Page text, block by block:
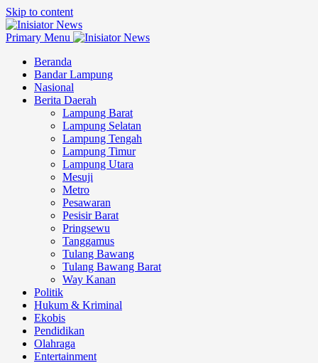
Skip to content
Primary Menu
Beranda
Bandar Lampung
Nasional
Berita Daerah
Lampung Barat
Lampung Selatan
Lampung Tengah
Lampung Timur
Lampung Utara
Mesuji
Metro
Pesawaran
Pesisir Barat
Pringsewu
Tanggamus
Tulang Bawang
Tulang Bawang Barat
Way Kanan
Politik
Hukum & Kriminal
Ekobis
Pendidikan
Olahraga
Entertainment